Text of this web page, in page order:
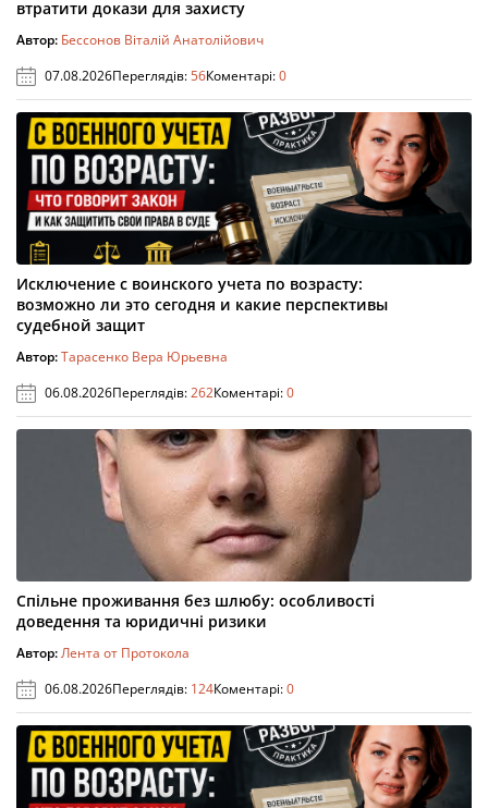
втратити докази для захисту
Автор: Бессонов Віталій Анатолійович
07.08.2026Переглядів:56Коментарі:0
Исключение с воинского учета по возрасту:
возможно ли это сегодня и какие перспективы
судебной защит
Автор:Тарасенко Вера Юрьевна
06.08.2026Переглядів:262Коментарі:0
Спільне проживання без шлюбу: особливості
доведення та юридичні ризики
Автор:Лента от Протокола
06.08.2026Переглядів: 124Коментарі:0